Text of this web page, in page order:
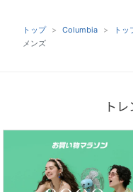
トップ Columbia トッ
メンズ
ト